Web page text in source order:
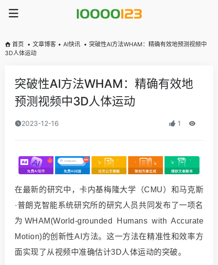
首页 • 文章博客 • AI快讯 • 突破性AI方法WHAM：精确有效地预测视频中
3D人体运动
突破性AI方法WHAM：精确有效地
预测视频中3D人体运动
2023-12-16 1
在最新的研究中，卡内基梅隆大学（CMU）和马克斯
·普朗克智能系统研究所的研究人员共同发布了一项名
为WHAM(World-grounded Humans with Accurate
Motion)的创新性AI方法。这一方法在精准性和效率方
面实现了从视频中准确估计3D人体运动的突破。